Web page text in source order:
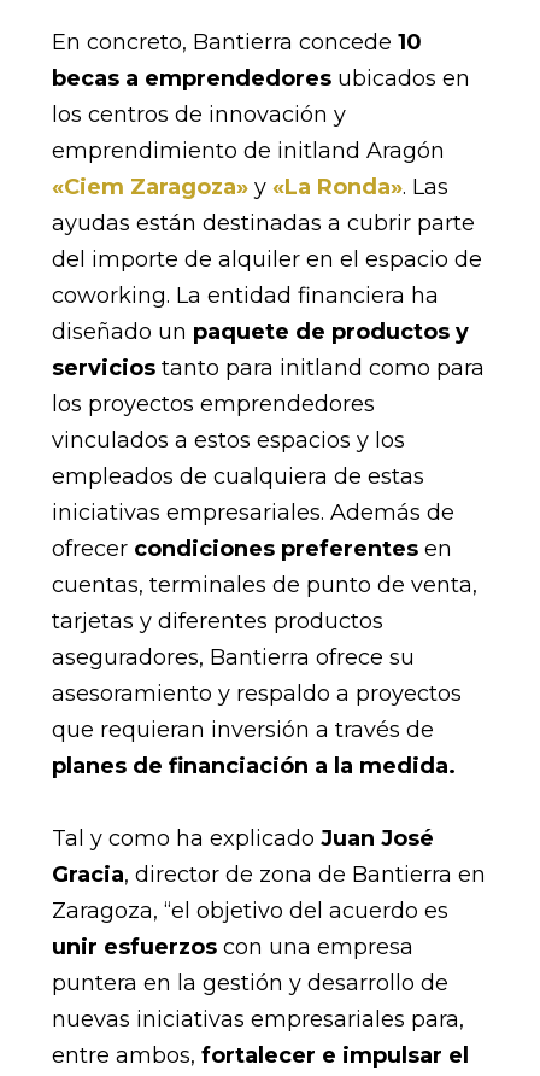
En concreto, Bantierra concede 10
becas a emprendedoresubicados en
los centros de innovación y
emprendimiento de initland Aragón
«Ciem Zaragoza»y «La Ronda». Las
ayudas están destinadas a cubrir parte
del importe de alquiler en el espacio de
coworking. La entidad financiera ha
diseñado un paquete de productos y
serviciostanto para initland como para
los proyectos emprendedores
vinculados a estos espacios y los
empleados de cualquiera de estas
iniciativas empresariales. Además de
ofrecer condiciones preferentesen
cuentas, terminales de punto de venta,
tarjetas y diferentes productos
aseguradores, Bantierra ofrece su
asesoramiento y respaldo a proyectos
que requieran inversión a través de
planes de financiación a la medida.
Tal y como ha explicado Juan José
Gracia, director de zona de Bantierra en
Zaragoza, “el objetivo del acuerdo es
unir esfuerzoscon una empresa
puntera en la gestión y desarrollo de
nuevas iniciativas empresariales para,
entre ambos, fortalecer e impulsar el